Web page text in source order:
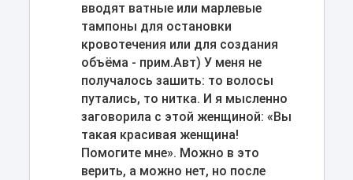
вводят ватные или марлевые
тампоны для остановки
кровотечения или для создания
объёма - прим.Авт) У меня не
получалось зашить: то волосы
путались, то нитка. И я мысленно
заговорила с этой женщиной: «Вы
такая красивая женщина!
Помогите мне». Можно в это
верить, а можно нет, но после